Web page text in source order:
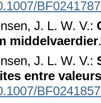
J. L. W. V.:
middelvaerdier
J. L. W. V.:
entre